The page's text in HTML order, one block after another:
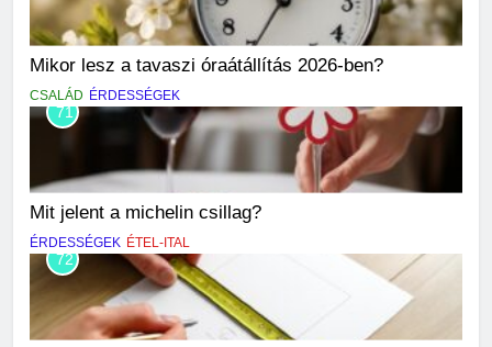
Mikor lesz a tavaszi óraátállítás 2026-ben?
CSALÁD ÉRDESSÉGEK
71
Mit jelent a michelin csillag?
ÉRDESSÉGEK ÉTEL-ITAL
72